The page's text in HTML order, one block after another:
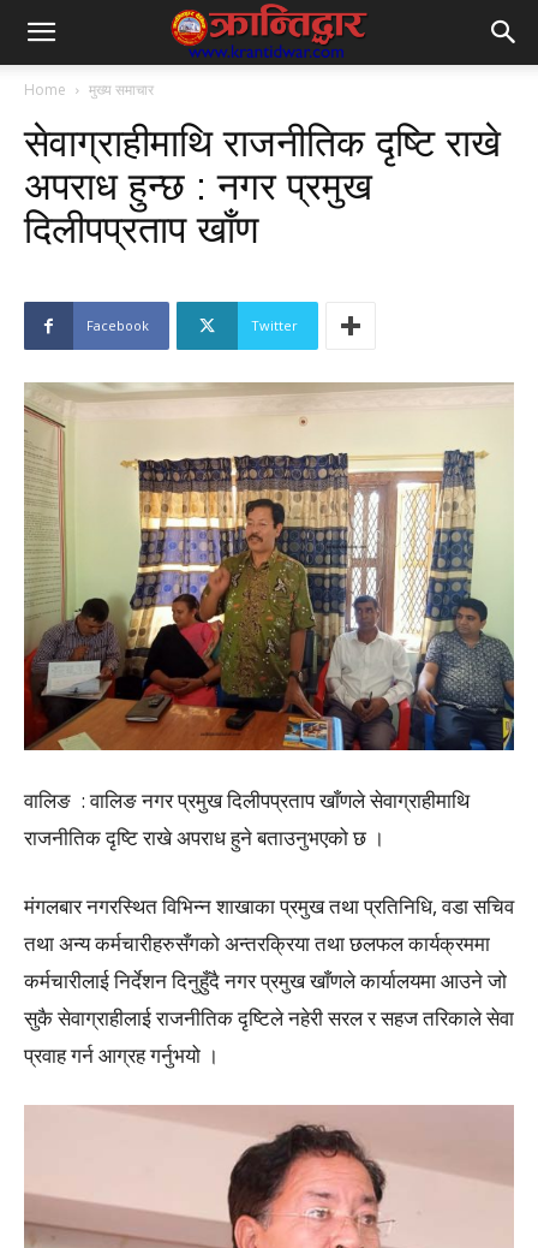
Home मुख्य समाचार
सेवाग्राहीमाथि राजनीतिक दृष्टि राखे
अपराध हुन्छ : नगर प्रमुख
दिलीपप्रताप खाँण
Facebook Twitter
वालिङ : वालिङ नगर प्रमुख दिलीपप्रताप खाँणले सेवाग्राहीमाथि
राजनीतिक दृष्टि राखे अपराध हुने बताउनुभएको छ ।
मंगलबार नगरस्थित विभिन्न शाखाका प्रमुख तथा प्रतिनिधि, वडा सचिव
तथा अन्य कर्मचारीहरुसँगको अन्तरक्रिया तथा छलफल कार्यक्रममा
कर्मचारीलाई निर्देशन दिनुहुँदै नगर प्रमुख खाँणले कार्यालयमा आउने जो
सुकै सेवाग्राहीलाई राजनीतिक दृष्टिले नहेरी सरल र सहज तरिकाले सेवा
प्रवाह गर्न आग्रह गर्नुभयो ।